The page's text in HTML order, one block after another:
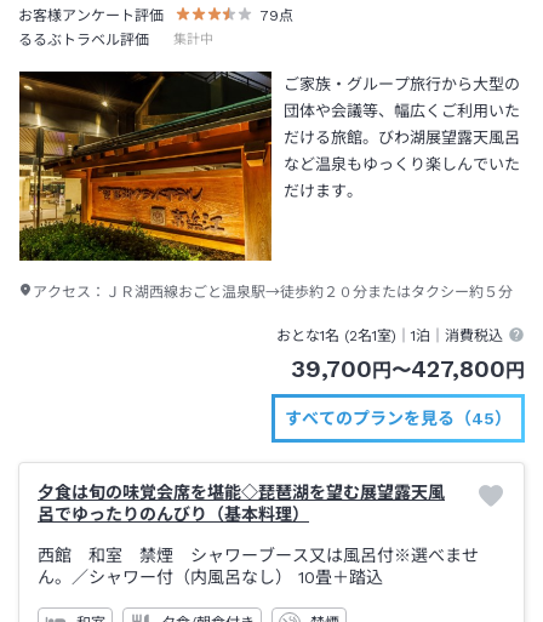
お客様アンケート評価
79 点
るるぶトラベル評価
集計中
ご家族・グループ旅行から大型の
団体や会議等、幅広くご利用いた
だける旅館。びわ湖展望露天風呂
など温泉もゆっくり楽しんでいた
だけます。
アクセス： ＪＲ湖西線おごと温泉駅→徒歩約２０分またはタクシー約５分
おとな1名 (2名1室)｜1泊 ｜消費税込
39,700 円 〜427,800 円
すべてのプランを見る（45）
夕食は旬の味覚会席を堪能◇琵琶湖を望む展望露天風
呂でゆったりのんびり（基本料理）
西館 和室 禁煙 シャワーブース又は風呂付※選べませ
ん。 ／シャワー付（内風呂なし） 10畳＋踏込